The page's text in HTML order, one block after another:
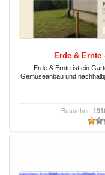
Erde &
Erde & Ernte ist ein
Gemüseanbau und
Besucher: